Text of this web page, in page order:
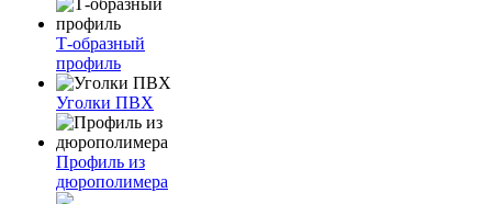
Т-образный
профиль
Уголки ПВХ
Профиль из
дюрополимера